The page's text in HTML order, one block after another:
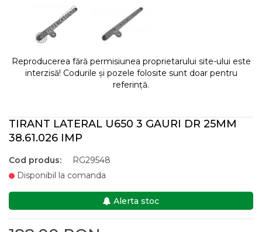
Reproducerea fără permisiunea proprietarului site-ului este
interzisă! Codurile și pozele folosite sunt doar pentru
referință.
TIRANT LATERAL U650 3 GAURI DR 25MM
38.61.026 IMP
Cod produs:
RG29548
Disponibil la comanda
Alerta stoc